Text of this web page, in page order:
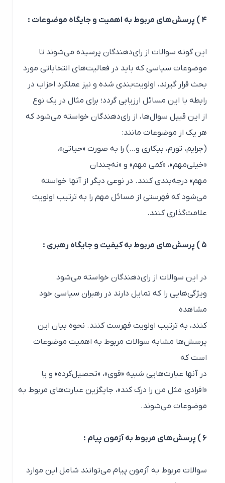
این گونه سوالات از رای‌دهندگان پرسیده می‌شوند تا
موضوعات سیاسی که باید در فعالیت‌های انتخاباتی مورد
بحث قرار گیرند، اولویت‌بندی شده و نیز عملکرد احزاب در
رابطه با این مسائل ارزیابی گردد؛ برای مثال در یک نوع
از این قبیل سوال‌ها، از رای‌دهندگان خواسته می‌شود که
هر یک از موضوعات مانند:
(جرایم، تورم، بیکاری و…) را به صورت «حیاتی»،
«خیلی‌مهم»، «کمی مهم» و «نه‌چندان
مهم» درجه‌بندی کنند. در نوعی دیگر از آنها خواسته
می‌شود که فهرستی از مسائل مهم را به ترتیب اولویت
علامت‌گذاری کنند.
در این سوالات از رای‌دهندگان خواسته می‌شود
ویژگی‌هایی را که تمایل دارند در رهبران سیاسی خود
مشاهده
کنند، به ترتیب اولویت فهرست کنند. نحوه بیان این
پرسش‌ها مشابه سوالات مربوط به اهمیت موضوعات
است که
در آنها عبارت‌هایی شبیه «قوی»، «تحصیل‌کرده» و یا
«افرادی مثل من را درک کند»، جایگزین عبارت‌های مربوط به
موضوعات می‌شوند.
سوالات مربوط به آزمون پیام می‌توانند شامل این موارد